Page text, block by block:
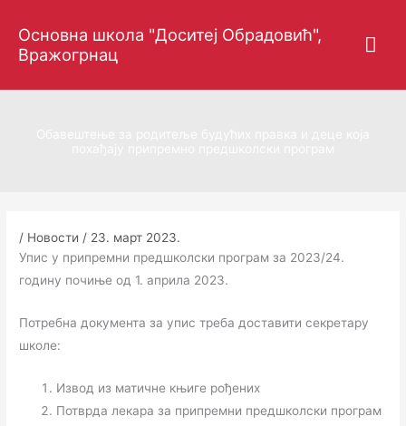
садржај
Основна школа "Доситеј Обрадовић",
Вражогрнац
/ Новости / 23. март 2023.
Упис у припремни предшколски програм за 2023/24.
годину почиње од 1. априла 2023.
Потребна документа за упис треба доставити секретару
школе:
Извод из матичне књиге рођених
Потврда лекара за припремни предшколски програм